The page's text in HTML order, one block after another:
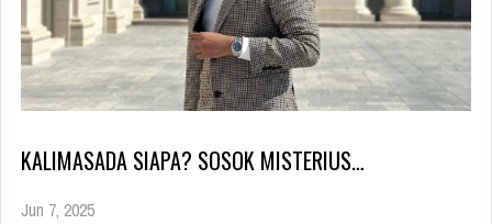
KALIMASADA SIAPA? SOSOK MISTERIUS…
Jun 7, 2025